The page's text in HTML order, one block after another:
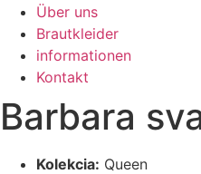
Über uns
Brautkleider
informationen
Kontakt
Barbara
Kolekcia: Queen